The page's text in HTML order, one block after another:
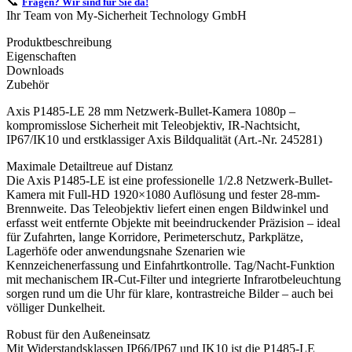
Ihr Team von My-Sicherheit Technology GmbH
Produktbeschreibung
Eigenschaften
Downloads
Zubehör
Axis P1485-LE 28 mm Netzwerk-Bullet-Kamera 1080p –
kompromisslose Sicherheit mit Teleobjektiv, IR-Nachtsicht,
IP67/IK10 und erstklassiger Axis Bildqualität (Art.-Nr. 245281)
Maximale Detailtreue auf Distanz
Die Axis P1485-LE ist eine professionelle 1/2.8 Netzwerk-Bullet-
Kamera mit Full-HD 1920×1080 Auflösung und fester 28-mm-
Brennweite. Das Teleobjektiv liefert einen engen Bildwinkel und
erfasst weit entfernte Objekte mit beeindruckender Präzision – ideal
für Zufahrten, lange Korridore, Perimeterschutz, Parkplätze,
Lagerhöfe oder anwendungsnahe Szenarien wie
Kennzeichenerfassung und Einfahrtkontrolle. Tag/Nacht-Funktion
mit mechanischem IR-Cut-Filter und integrierte Infrarotbeleuchtung
sorgen rund um die Uhr für klare, kontrastreiche Bilder – auch bei
völliger Dunkelheit.
Robust für den Außeneinsatz
Mit Widerstandsklassen IP66/IP67 und IK10 ist die P1485-LE